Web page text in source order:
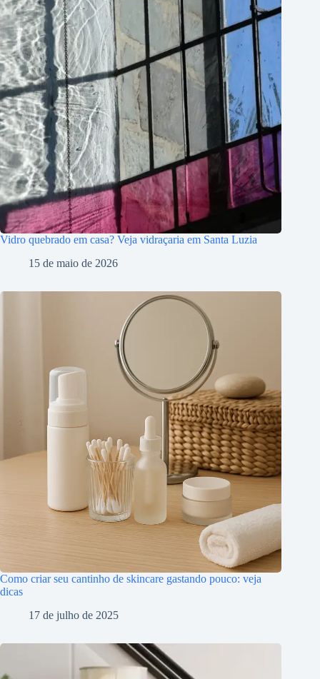
Vidro quebrado em casa? Veja vidraçaria em Santa Luzia
15 de maio de 2026
Como criar seu cantinho de skincare gastando pouco: veja
dicas
17 de julho de 2025